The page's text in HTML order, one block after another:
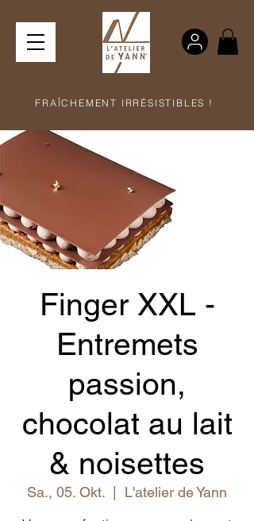
FRAÎCHEMENT IRRÉSISTIBLES !
Finger XXL -
Entremets
passion,
chocolat au lait
& noisettes
Sa., 05. Okt. L'atelier de Yann